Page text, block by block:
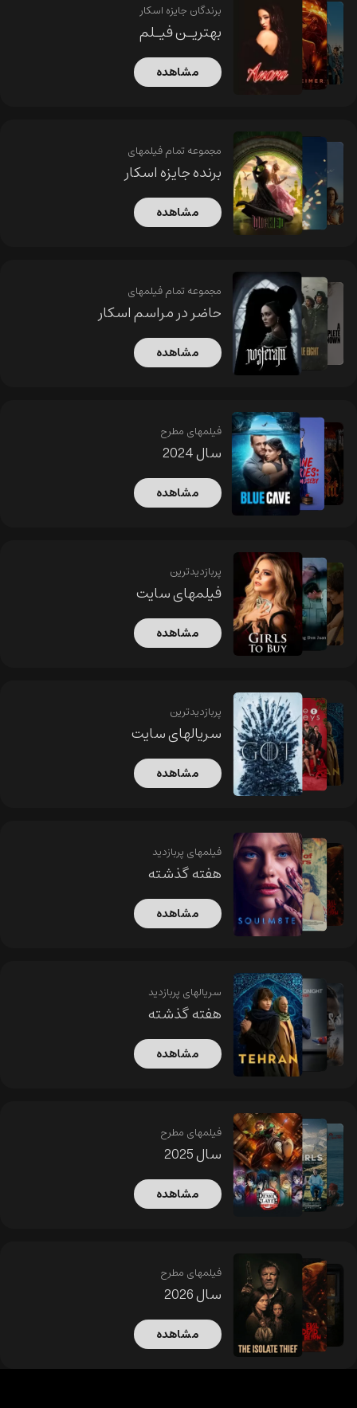
برندگان جایزه اسکار
بهتریـن فیـلم
مشاهده
مجموعه تمام فیلمهای
برنده جایزه اسکار
مشاهده
مجموعه تمام فیلمهای
حاضر در مراسم اسکار
مشاهده
فیلمهای مطرح
سال 2024
مشاهده
پربازدیدترین
فیلمهای سایت
مشاهده
پربازدیدترین
سریالهای سایت
مشاهده
فیلمهای پربازدید
هفته گذشته
مشاهده
سریالهای پربازدید
هفته گذشته
مشاهده
فیلمهای مطرح
سال 2025
مشاهده
فیلمهای مطرح
سال 2026
مشاهده